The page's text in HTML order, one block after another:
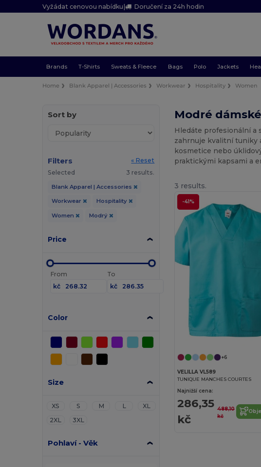
Vyžádat cenovou nabídku| Doručení za 24h hodin
Brands T-Shirts Sweats & Fleece Bags Polo Jackets
Home Blank Apparel | Accessories Workwear Hospitality Women
Sort by
Filters
« Reset
Selected
3 results.
Blank Apparel | Accessories
Workwear Hospitality
Women Modrý
Price
From
kč
To
kč
Color
Size
XS S M L
XL
2XL
3XL
Pohlaví - Věk
Modré
Hledáte profesionální a
zahrnuje kvalitní tuniky
kosmetice nebo
praktickými kapsami a
3 results.
-41%
+6
VELILLA VL589
TUNIQUE MANCHES COURTES
Najnižší cena:
286,35
kč
488,10
kč